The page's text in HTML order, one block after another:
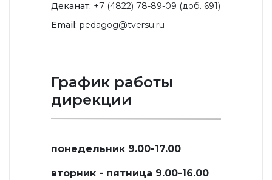
Деканат: +7 (4822) 78-89-09 (доб. 691)
Email: pedagog@tversu.ru
График работы
дирекции
понедельник 9.00-17.00
вторник - пятница 9.00-16.00